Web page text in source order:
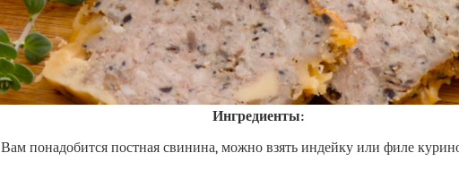
Ингредиенты:
Вам понадобится постная свинина, можно взять индейку или филе